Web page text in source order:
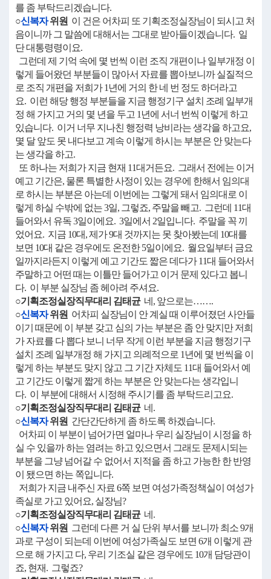
를 좀 부탁드리겠습니다.
○신복자위원 이 건은 어차피 또 기획조정실장님이 되시고 처
음이니까 그 말씀에 대해서는 그대로 받아들이겠습니다. 일
단 대통령령이요.
그런데 제 기억 속에 몇 번씩 이런 조직 개편이나 일부개정 이
렇게 들어왔던 부분들이 많아서 자료를 뽑아보니까 실질적으
로 조직 개편을 저희가 1년에 거의 한 네 번 정도 하더라고
요. 이런 해당 행정 부분들을 지금 행정기구 설치 조례 일부개
정 해 가지고 거의 몇 년을 두고 1년에 서너 번씩 이렇게 하고
있습니다. 이거 너무 지나친 행정력 낭비라는 생각을 하고요,
몇 달 앞도 못 내다보고 계속 이렇게 하시는 부분은 안 맞는다
는 생각을 하고.
또 하나는 저희가 지금 현재 11대거든요. 그래서 전에는 이거
예고 기간은, 물론 특별한 사정이 있는 경우에 한해서 임의대
로 하시는 부분은 아는데 이번에는 그렇게 돼서 임의대로 이
렇게 하실 수밖에 없는 3일, 그렇죠, 주말을 빼고. 그런데 11대
들어와서 유독 3일이에요. 3일에서 2일입니다. 주말을 꼭 끼
었어요. 지금 10대, 제가 9대 것까지는 못 찾아봤는데 10대를
보면 10대 같은 경우에도 온전한 5일이에요. 월요일부터 금요
일까지라든지 이렇게 예고 기간도 짧은 데다가 11대 들어와서
주말하고 어떤 때는 이틀만 들어가고 이거 문제 있다고 봅니
다. 이 부분 실장님 좀 헤아려 주셔요.
○기획조정실장직무대리 김태균네, 앞으로는…….
○신복자위원 어차피 실장님이 안 계실 때 이루어졌던 사안들
이기 때문에 이 부분 갖고 심의 가는 부분은 좀 안 맞지만 저희
가 자료를 다 뽑다 보니 너무 작게 이런 부분을 지금 행정기구
설치 조례 일부개정 해 가지고 의례적으로 1년에 몇 번씩을 이
렇게 하는 부분도 맞지 않고 그 기간 자체도 11대 들어와서 예
고 기간도 이렇게 짧게 하는 부분은 안 맞는다는 생각입니
다. 이 부분에 대해서 시정해 주시기를 좀 부탁드리고요.
○기획조정실장직무대리 김태균네.
○신복자위원 간단간단하게 좀 하도록 하겠습니다.
어차피 이 부분이 넘어가면 얼마나 우리 실장님이 시정을 하
실 수 있을까 하는 염려는 하고 있으면서 그래도 문제시되는
부분을 그냥 넘어갈 수 없어서 지적을 좀 하고 가능한 한 반영
이 됐으면 하는 쪽입니다.
저희가 지금 내주신 자료 6쪽 보면 여성가족정책실이 여성가
족실로 가고 있어요, 실장님?
○기획조정실장직무대리 김태균네.
○신복자위원 그런데 다른 거 실 단위 부서를 보니까 최소 9개
과로 구성이 되는데 이번에 여성가족실도 보면 6개 이렇게 관
으로 해 가지고 다, 우리 기조실 같은 경우에도 10개 담당관이
죠, 현재. 그렇죠?